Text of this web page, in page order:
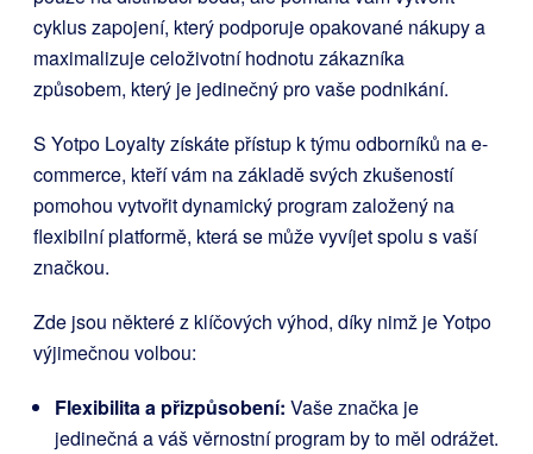
cyklus zapojení, který podporuje opakované nákupy a
maximalizuje celoživotní hodnotu zákazníka
způsobem, který je jedinečný pro vaše podnikání.
S Yotpo Loyalty získáte přístup k týmu odborníků na e-
commerce, kteří vám na základě svých zkušeností
pomohou vytvořit dynamický program založený na
flexibilní platformě, která se může vyvíjet spolu s vaší
značkou.
Zde jsou některé z klíčových výhod, díky nimž je Yotpo
výjimečnou volbou:
Flexibilita a přizpůsobení: Vaše značka je
jedinečná a váš věrnostní program by to měl odrážet.